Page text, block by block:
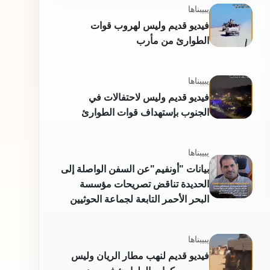
محتويات ذات صلة
فيديو قديم وليس لهروب قوات
الطوارئ من مأرب
فيديو قديم وليس لاحتفالات في
الجنوب بإستهداف قوات الطوارئ
يبيبناها
الحديدة تناقض تصريحات مؤسسة
البحر الأحمر التابعة لجماعة الحوثيين